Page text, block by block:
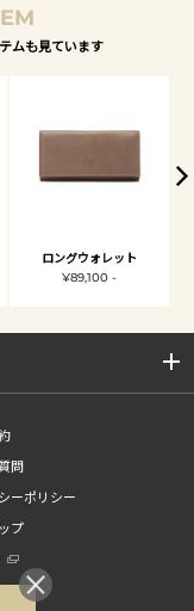
ムも見ています
ロングウォレット
¥89,100 -
問
ーポリシー
プ